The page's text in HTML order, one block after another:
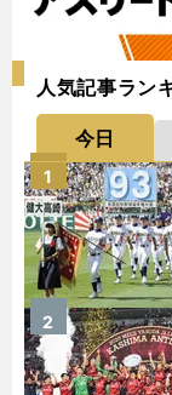
人気記事ラン
今日
1
2